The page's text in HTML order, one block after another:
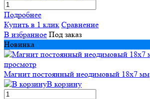
Подробнее
Купить в 1 клик Сравнение
В избранное Под заказ
Новинка
просмотр
Магнит постоянный неодимовый 18х7 мм
В корзину